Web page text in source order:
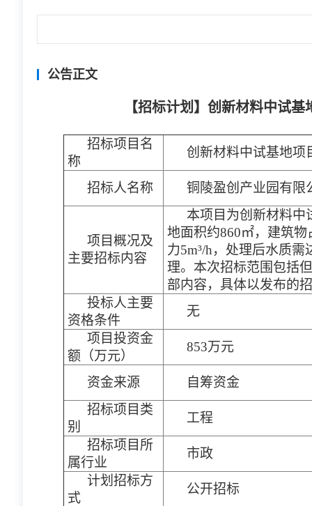
公告正文
【招标计划】创新材料中试
招标项目名
称
创新材料中试基地项
招标人名称 铜陵盈创产业园有限
项目概况及
主要招标内容
本项目为创新材料中
地面积约860㎡，建筑物
力5m³/h，处理后水质
理。本次招标范围包括
部内容，具体以发布的
投标人主要
资格条件
无
项目投资金
额（万元）
853万元
资金来源
自筹资金
招标项目类
别
工程
招标项目所
属行业
市政
计划招标方
式
公开招标